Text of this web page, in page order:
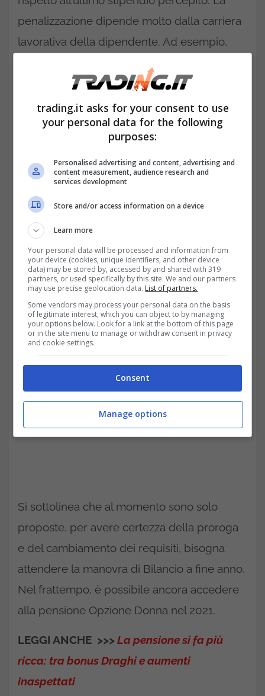
penalizzazione dipende molto dalla carriera
lavorativa della dipendente. Ad esempio,
subirà una penalizzazione più alta rispetto ad
una lavoratrice che non ha subito
cambiamenti.
anagrafico a 59 e 60 anni, la penalizzazione
si riduce, in quanto le lavoratrici che
accederanno all’Opzione donna, potranno
contare su un trattamento pensionistico
meno penalizzante. Questo perché hanno un
anno in meno di contributi versati prima del
1996 che confluiranno nel sistema
contributivo.
Si sottolinea che al momento sono solo
proposte, per avere certezza della proroga
e del cambiamento dei requisiti, bisogna
attendere la manovra di Bilancio a fine anno.
Nel frattempo, è possibile ancora accedere
alla pensione Opzione Donna nel 2021.
LEGGI ANCHE >>>La pensione si fa più
ricca: tra bonus Draghi e aumenti
inaspettati
trading.it asks for your consent to use
your personal data for the following
purposes:
Personalised advertising and content, advertising and
content measurement, audience research and
services development
Store and/or access information on a device
Learn more
Your personal data will be processed and information from
your device (cookies, unique identifiers, and other device
data) may be stored by, accessed by and shared with 319
partners, or used specifically by this site. We and our partners
may use precise geolocation data. List of partners.
Some vendors may process your personal data on the basis
of legitimate interest, which you can object to by managing
your options below. Look for a link at the bottom of this page
or in the site menu to manage or withdraw consent in privacy
and cookie settings.
Consent
Manage options